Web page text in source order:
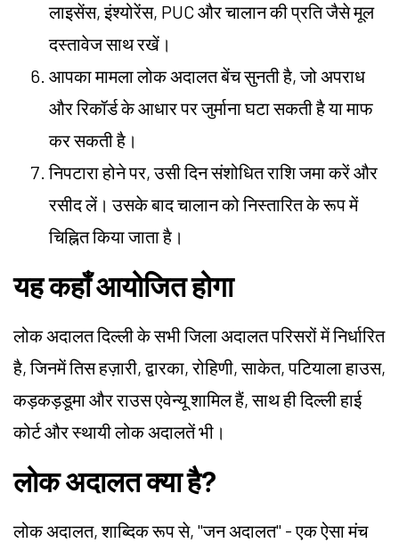
लाइसेंस, इंश्योरेंस, PUC और चालान की प्रति जैसे मूल
दस्तावेज साथ रखें।
आपका मामला लोक अदालत बेंच सुनती है, जो अपराध
और रिकॉर्ड के आधार पर जुर्माना घटा सकती है या माफ
कर सकती है।
निपटारा होने पर, उसी दिन संशोधित राशि जमा करें और
रसीद लें। उसके बाद चालान को निस्तारित के रूप में
चिह्नित किया जाता है।
यह कहाँ आयोजित होगा
लोक अदालत दिल्ली के सभी जिला अदालत परिसरों में निर्धारित
है, जिनमें तिस हज़ारी, द्वारका, रोहिणी, साकेत, पटियाला हाउस,
कड़कड़डूमा और राउस एवेन्यू शामिल हैं, साथ ही दिल्ली हाई
कोर्ट और स्थायी लोक अदालतें भी।
लोक अदालत क्या है?
लोक अदालत, शाब्दिक रूप से, "जन अदालत" - एक ऐसा मंच